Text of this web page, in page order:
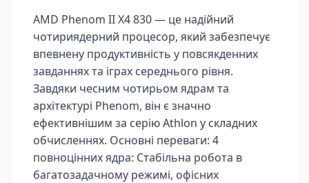
AMD Phenom II X4 830 — це надійний
чотириядерний процесор, який забезпечує
впевнену продуктивність у повсякденних
завданнях та іграх середнього рівня.
Завдяки чесним чотирьом ядрам та
архітектурі Phenom, він є значно
ефективнішим за серію Athlon у складних
обчисленнях. Основні переваги: 4
повноцінних ядра: Стабільна робота в
багатозадачному режимі, офісних